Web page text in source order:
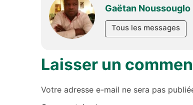
Gaëtan Noussouglo
Tous les messages
Laisser un
Votre adresse e-mail ne sera pas